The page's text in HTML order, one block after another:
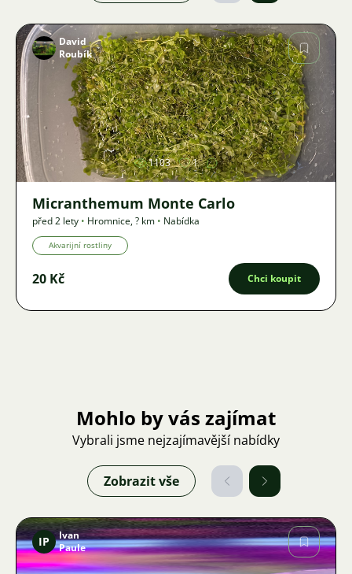
Obrázek
David
Roubík
1103 1
Micranthemum Monte Carlo
před 2 lety • Hromnice,? km • Nabídka
Akvarijní rostliny
20 Kč Chci koupit
Mohlo by vás zajímat
Vybrali jsme nejzajímavější nabídky
Zobrazit vše
IP
Ivan
Paule